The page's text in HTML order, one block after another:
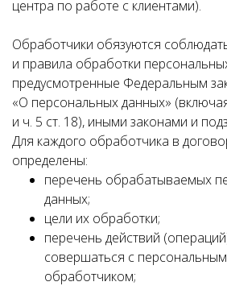
центра по работе с клиентами).
Обработчики обязуются
и правила обработки
предусмотренные Федеральным
«О персональных данных»
и ч. 5 ст. 18), иными законами и
Для каждого обработчика в
определены:
перечень обрабатываемых
данных;
цели их обработки;
перечень действий
совершаться с
обработчиком;